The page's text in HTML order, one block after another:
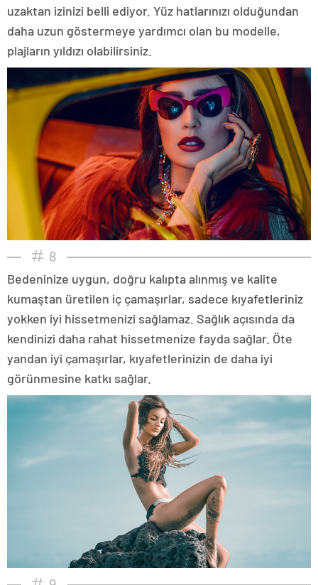
uzaktan izinizi belli ediyor. Yüz hatlarınızı olduğundan
daha uzun göstermeye yardımcı olan bu modelle,
plajların yıldızı olabilirsiniz.
8
Bedeninize uygun, doğru kalıpta alınmış ve kalite
kumaştan üretilen iç çamaşırlar, sadece kıyafetleriniz
yokken iyi hissetmenizi sağlamaz. Sağlık açısında da
kendinizi daha rahat hissetmenize fayda sağlar. Öte
yandan iyi çamaşırlar, kıyafetlerinizin de daha iyi
görünmesine katkı sağlar.